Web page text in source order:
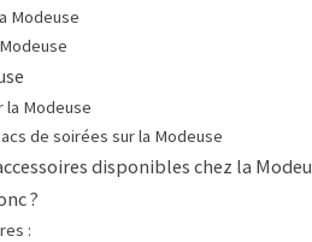
Modeuse
la Modeuse
de soirées sur la Modeuse
disponibles chez la
?
: